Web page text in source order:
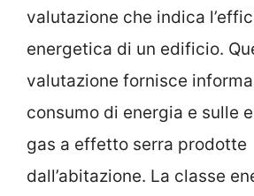
valutazione che indica
energetica di un edificio.
valutazione fornisce
consumo di energia e sulle
gas a effetto serra prodotte
dall’abitazione. La classe